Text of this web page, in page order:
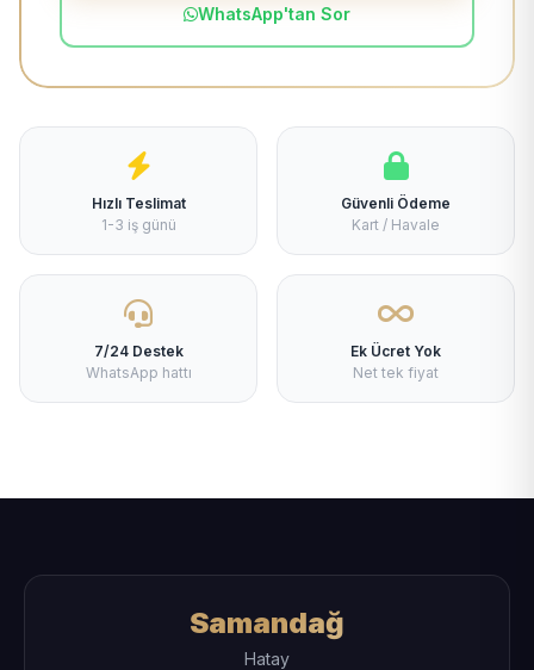
WhatsApp'tan Sor
Hızlı Teslimat
1-3 iş günü
Güvenli Ödeme
Kart / Havale
7/24 Destek
WhatsApp hattı
Ek Ücret Yok
Net tek fiyat
Samandağ
Hatay